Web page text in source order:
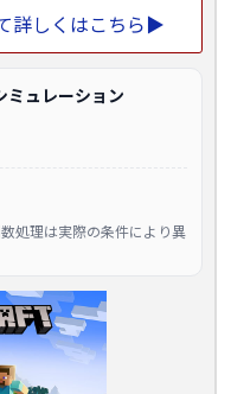
詳しくはこちら▶
ミュレーション
処理は実際の条件により異